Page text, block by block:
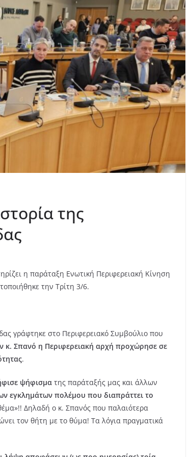
της
η παράταξη Ενωτική Περιφερειακή Κίνηση
την Τρίτη 3/6.
γράφτηκε στο Περιφερειακό Συμβούλιο που
κ. Σπανό η Περιφερειακή αρχή προχώρησε σε
.
ψήφισμα της παράταξής μας και άλλων
εγκλημάτων πολέμου που διαπράττει το
Δηλαδή ο κ. Σπανός που παλαιότερα
τον θήτη με το θύμα! Τα λόγια πραγματικά